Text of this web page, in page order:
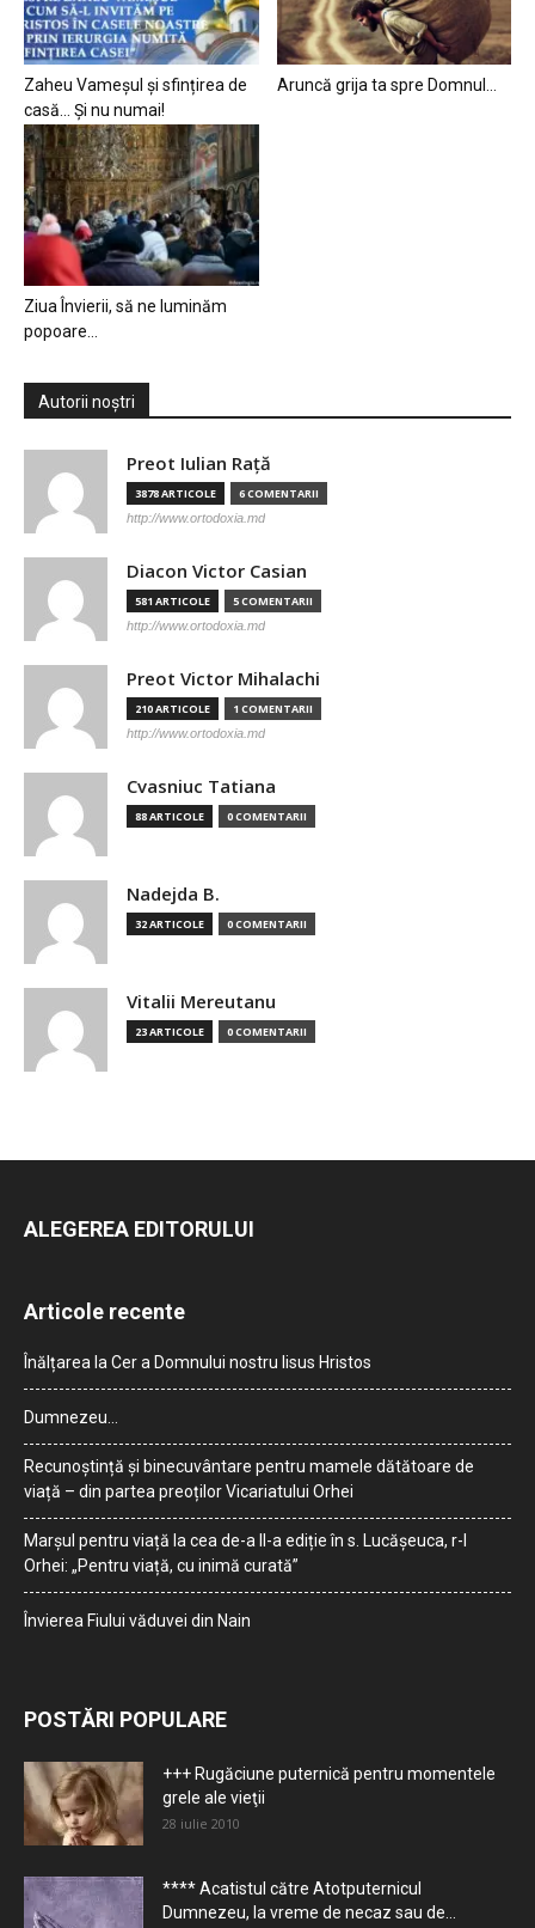
Zaheu Vameșul și sfințirea de
casă… Și nu numai!
Aruncă grija ta spre Domnul…
Ziua Învierii, să ne luminăm
popoare…
Autorii noștri
Preot Iulian Raţă
3878 ARTICOLE 6 COMENTARII
http://www.ortodoxia.md
Diacon Victor Casian
581 ARTICOLE 5 COMENTARII
http://www.ortodoxia.md
Preot Victor Mihalachi
210 ARTICOLE 1 COMENTARII
http://www.ortodoxia.md
Cvasniuc Tatiana
88 ARTICOLE 0 COMENTARII
Nadejda B.
32 ARTICOLE 0 COMENTARII
Vitalii Mereutanu
23 ARTICOLE 0 COMENTARII
ALEGEREA EDITORULUI
Articole recente
Înălțarea la Cer a Domnului nostru Iisus Hristos
Dumnezeu…
Recunoștință și binecuvântare pentru mamele dătătoare de
viață – din partea preoților Vicariatului Orhei
Marșul pentru viață la cea de-a II-a ediție în s. Lucășeuca, r-l
Orhei: „Pentru viață, cu inimă curată”
Învierea Fiului văduvei din Nain
POSTĂRI POPULARE
+++ Rugăciune puternică pentru momentele
grele ale vieţii
28 iulie 2010
**** Acatistul către Atotputernicul
Dumnezeu, la vreme de necaz sau de...